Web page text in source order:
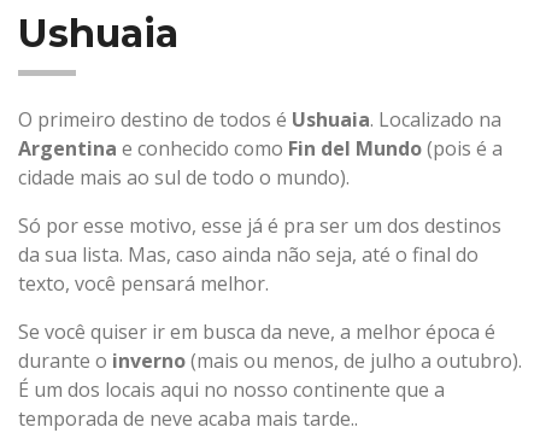
Ushuaia
O primeiro destino de todos é Ushuaia. Localizado na
Argentina e conhecido como Fin del Mundo(pois é a
cidade mais ao sul de todo o mundo).
Só por esse motivo, esse já é pra ser um dos destinos
da sua lista. Mas, caso ainda não seja, até o final do
texto, você pensará melhor.
Se você quiser ir em busca da neve, a melhor época é
durante o inverno(mais ou menos, de julho a outubro).
É um dos locais aqui no nosso continente que a
temporada de neve acaba mais tarde..